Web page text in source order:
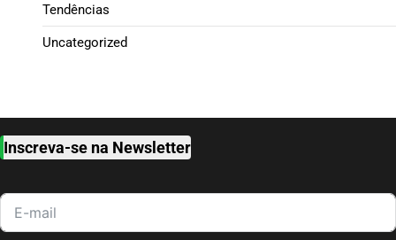
Tendências
Uncategorized
Inscreva-se na Newsletter